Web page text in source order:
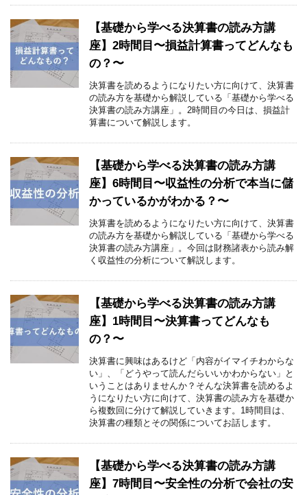
【基礎から学べる決算書の読み方講
座】2時間目〜損益計算書ってどんなも
の？〜
決算書を読めるようになりたい方に向けて、決算書
の読み方を基礎から解説している「基礎から学べる
決算書の読み方講座」。2時間目の今日は、損益計
算書について解説します。
【基礎から学べる決算書の読み方講
座】6時間目〜収益性の分析で本当に儲
かっているかがわかる？〜
決算書を読めるようになりたい方に向けて、決算書
の読み方を基礎から解説している「基礎から学べる
決算書の読み方講座」。今回は財務諸表から読み解
く収益性の分析について解説します。
【基礎から学べる決算書の読み方講
座】1時間目〜決算書ってどんなも
の？〜
決算書に興味はあるけど「内容がイマイチわからな
い」、「どうやって読んだらいいかわからない」と
いうことはありませんか？そんな決算書を読めるよ
うになりたい方に向けて、決算書の読み方を基礎か
ら複数回に分けて解説していきます。1時間目は、
決算書の種類とその関係についてお話します。
【基礎から学べる決算書の読み方講
座】7時間目〜安全性の分析で会社の安